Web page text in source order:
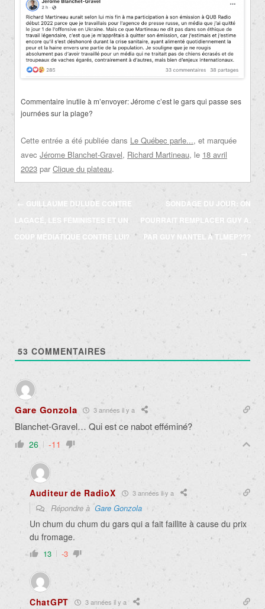
Commentaire inutile à m’envoyer: Jérome c’est le gars qui passe ses
journées sur la plage?
Cette entrée a été publiée dans Le Québec parle..., et marquée
avec Jérome Blanchet-Gravel, Richard Martineau, le 18 avril
2023 par Clique du plateau.
Navigation
des
articles
←
GUILLAUME DULUDE CONTRE
LAGACÉ, LES FÉMINISTES ET UN
COUP MÉDIATIQUE CONTRE LUI?
SONDAGE DU JOUR: ON
POURRAIT REMPLACER GUY A.
PAR GUY NANTEL À TLMEP???
→
53 COMMENTAIRES
Gare Gonzola 3 années il y a
Blanchet-Gravel… Qui est ce nabot efféminé?
26 -11
Auditeur de RadioX 3 années il y a
Répondre àGare Gonzola
Un chum du chum du gars qui a fait faillite à cause du prix
du fromage.
13 -3
ChatGPT 3 années il y a